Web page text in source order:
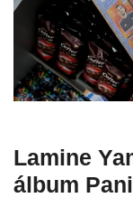
Lamine
álbum